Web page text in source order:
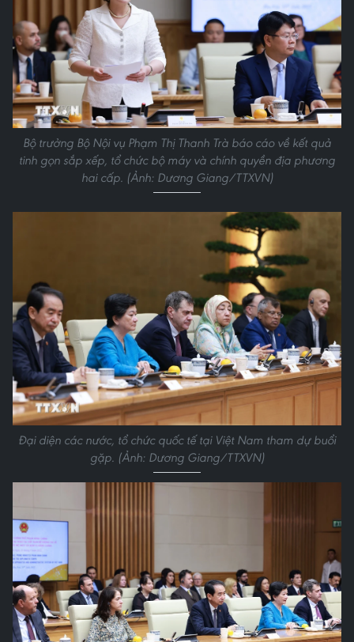
Bộ trưởng Bộ Nội vụ Phạm Thị Thanh Trà báo cáo về kết quả
tinh gọn sắp xếp, tổ chức bộ máy và chính quyền địa phương
hai cấp. (Ảnh: Dương Giang/TTXVN)
Đại diện các nước, tổ chức quốc tế tại Việt Nam tham dự buổi
gặp. (Ảnh: Dương Giang/TTXVN)